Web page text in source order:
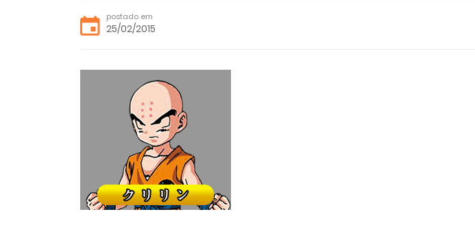
postado em
25/02/2015